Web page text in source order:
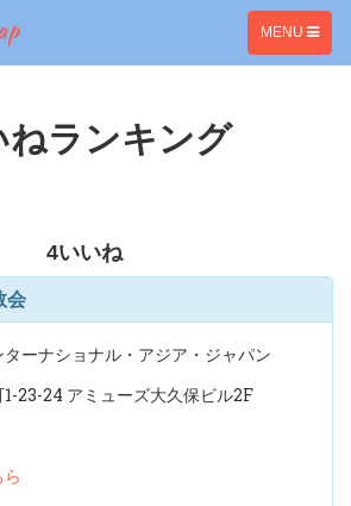
TOGGLE
NAVIGATION
MENU
ねランキング
4いいね
会
ーナショナル・アジア・ジャパン
23-24 アミューズ大久保ビル2F